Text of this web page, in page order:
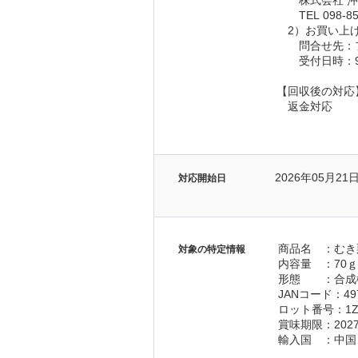
TEL 098-
2）お買い上
問合せ先：
受付日時：
【回収後の対応
返金対応
対応開始日 2026年05月21
対象の特定情報
商品名　：む
内容量　：70ｇ
形態　　：合
JANコード：
ロット番号：
賞味期限：
輸入国　：中国